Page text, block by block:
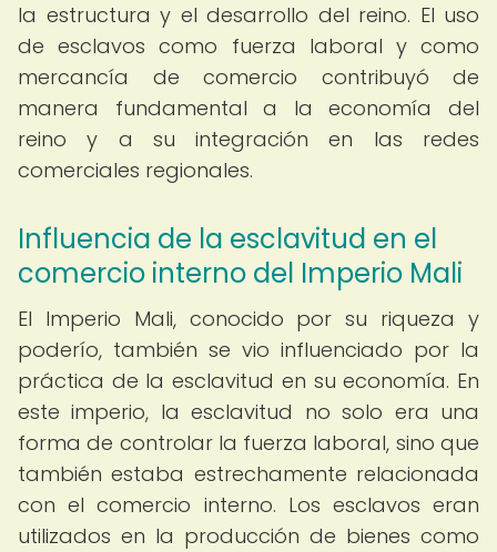
la estructura y el desarrollo del reino. El uso
de esclavos como fuerza laboral y como
mercancía de comercio contribuyó de
manera fundamental a la economía del
reino y a su integración en las redes
comerciales regionales.
Influencia de la esclavitud en el
comercio interno del Imperio Mali
El Imperio Mali, conocido por su riqueza y
poderío, también se vio influenciado por la
práctica de la esclavitud en su economía. En
este imperio, la esclavitud no solo era una
forma de controlar la fuerza laboral, sino que
también estaba estrechamente relacionada
con el comercio interno. Los esclavos eran
utilizados en la producción de bienes como